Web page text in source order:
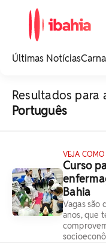
noticias e
Últimas Notícias
Resultados para
Português
VEJA COMO
Curso
Bahia
Vagas são
anos, que